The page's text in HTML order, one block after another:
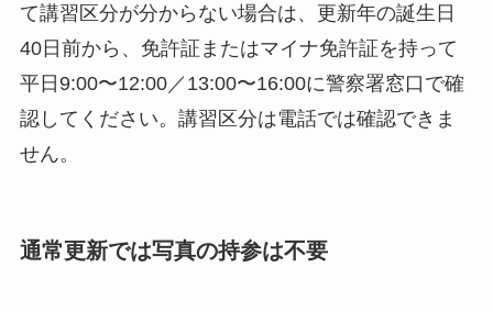
て講習区分が分からない場合は、更新年の誕生日
40日前から、免許証またはマイナ免許証を持って
平日9:00〜12:00／13:00〜16:00に警察署窓口で確
認してください。講習区分は電話では確認できま
せん。
通常更新では写真の持参は不要